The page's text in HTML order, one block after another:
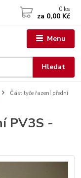
Menu
Hledat
0 ks
za 0,00 Kč
Část tyče řazení přední
PV3S -